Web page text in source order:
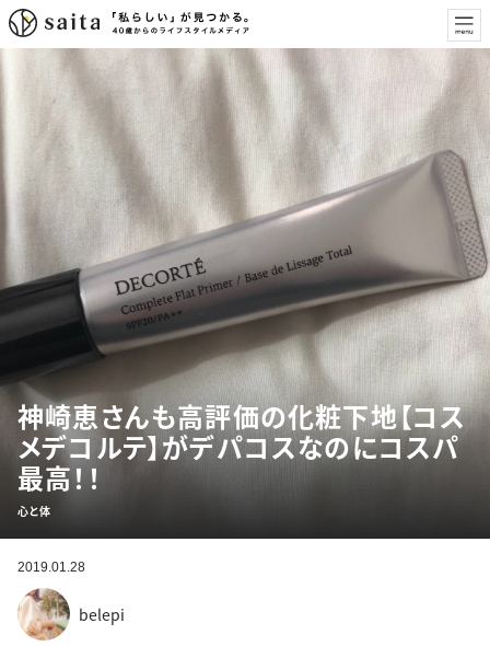
神崎恵さんも高評価の化粧下地【コス
メデコルテ】がデパコスなのにコスパ
最高！！
心と体
2019.01.28
belepi